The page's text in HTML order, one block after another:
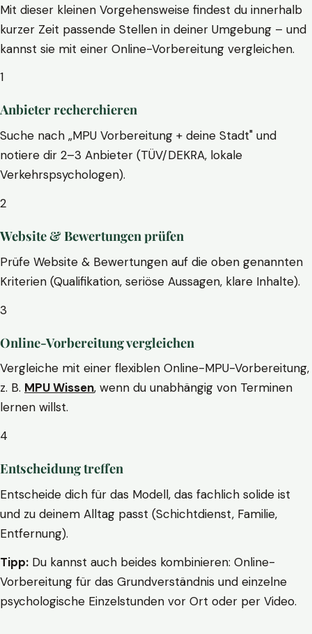
Mit dieser kleinen Vorgehensweise findest du innerhalb
kurzer Zeit passende Stellen in deiner Umgebung – und
kannst sie mit einer Online-Vorbereitung vergleichen.
1
Anbieter recherchieren
Suche nach „MPU Vorbereitung + deine Stadt" und
notiere dir 2–3 Anbieter (TÜV/DEKRA, lokale
Verkehrspsychologen).
2
Website & Bewertungen prüfen
Prüfe Website & Bewertungen auf die oben genannten
Kriterien (Qualifikation, seriöse Aussagen, klare Inhalte).
3
Online-Vorbereitung vergleichen
Vergleiche mit einer flexiblen Online-MPU-Vorbereitung,
z. B. MPU Wissen, wenn du unabhängig von Terminen
lernen willst.
4
Entscheidung treffen
Entscheide dich für das Modell, das fachlich solide ist
und zu deinem Alltag passt (Schichtdienst, Familie,
Entfernung).
Tipp: Du kannst auch beides kombinieren: Online-
Vorbereitung für das Grundverständnis und einzelne
psychologische Einzelstunden vor Ort oder per Video.